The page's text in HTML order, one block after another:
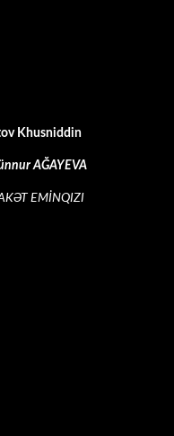
Khusniddin
AĞAYEVA
EMİNQIZI